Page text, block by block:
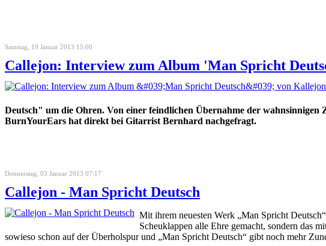
Samstag, 19 Januar 2013 15:00
Callejon: Interview zum Album 'Man Spricht
Deutsch" um die Ohren. Von einer feindlichen Übernahme der
BurnYourEars hat direkt bei Gitarrist Bernhard nachgefragt.
Donnerstag, 03 Januar 2013 07:17
Callejon - Man Spricht Deutsch
Mit ihrem neuesten Werk „Man Spricht
Scheuklappen alle Ehre gemacht, sondern das
sowieso schon auf der Überholspur und „Man Spricht Deutsch“ gibt noch mehr